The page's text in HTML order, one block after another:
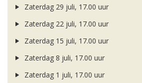
Zaterdag 29 juli, 17.00 uur
Zaterdag 22 juli, 17.00 uur
Zaterdag 15 juli, 17.00 uur
Zaterdag 8 juli, 17.00 uur
Zaterdag 1 juli, 17.00 uur